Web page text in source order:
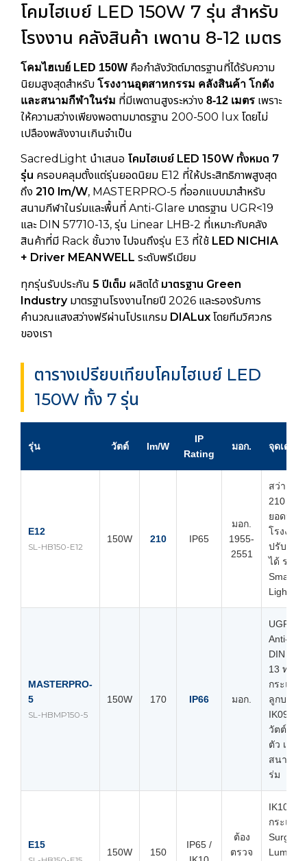
โคมไฮเบย์ LED 150W 7 รุ่น สำหรับ
โรงงาน คลังสินค้า เพดาน 8-12 เมตร
โคมไฮเบย์ LED 150W คือกำลังวัตต์มาตรฐานที่ได้รับความ
นิยมสูงสุดสำหรับ โรงงานอุตสาหกรรม คลังสินค้า โกดัง
และสนามกีฬาในร่ม ที่มีเพดานสูงระหว่าง 8-12 เมตร เพราะ
ให้ความสว่างเพียงพอตามมาตรฐาน 200-500 lux โดยไม่
เปลืองพลังงานเกินจำเป็น
SacredLight นำเสนอ โคมไฮเบย์ LED 150W ทั้งหมด 7
รุ่น ครอบคลุมตั้งแต่รุ่นยอดนิยม E12 ที่ให้ประสิทธิภาพสูงสุด
ถึง 210 lm/W, MASTERPRO-5 ที่ออกแบบมาสำหรับ
สนามกีฬาในร่มและพื้นที่ Anti-Glare มาตรฐาน UGR<19
และ DIN 57710-13, รุ่น Linear LHB-2 ที่เหมาะกับคลัง
สินค้าที่มี Rack ชั้นวาง ไปจนถึงรุ่น E3 ที่ใช้ LED NICHIA
+ Driver MEANWELL ระดับพรีเมียม
ทุกรุ่นรับประกัน 5 ปีเต็ม ผลิตได้ มาตรฐาน Green
Industryมาตรฐานโรงงานไทยปี 2026 และรองรับการ
คำนวณแสงสว่างฟรีผ่านโปรแกรม DIALux โดยทีมวิศวกร
ของเรา
ตารางเปรียบเทียบโคมไฮเบย์ LED
150W ทั้ง 7 รุ่น
รุ่น วัตต์ lm/W
IP
Rating
มอก. จุดเด่น
E12
SL-HB150-E12
150W 210 IP65
มอก.
1955-
2551
สว่างสูง
210 lm/
ยอดนิยม
โรงงาน
ปรับวัตต์
ได้ รองรั
Smart
Lighting
MASTERPRO-
5
SL-HBMP150-5
150W 170 IP66 มอก.
UGR<19
Anti-
DIN
13 ทนแ
กระแทก
ลูกบอล,
IK09, ป
วัตต์+สีแ
ตัว เหมา
สนามกีฬ
ร่ม
E15
150W 150
IP65 /
ต้อง
ตรวจ
IK10 ทน
กระแทก
Surge